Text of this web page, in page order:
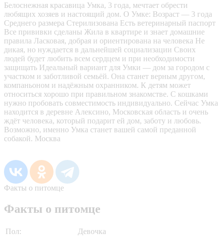
Белоснежная красавица Умка, 3 года, мечтает обрести
любящих хозяев и настоящий дом. О Умке: Возраст — 3 года
Среднего размера Стерилизована Есть ветеринарный паспорт
Все прививки сделаны Жила в квартире и знает домашние
правила Ласковая, добрая и ориентирована на человека Не
дикая, но нуждается в дальнейшей социализации Своих
людей будет любить всем сердцем и при необходимости
защищать Идеальный вариант для Умки — дом за городом с
участком и заботливой семьёй. Она станет верным другом,
компаньоном и надёжным охранником. К детям может
относиться хорошо при правильном знакомстве. С кошками
нужно пробовать совместимость индивидуально. Сейчас Умка
находится в деревне Алексино, Московская область и очень
ждёт человека, который подарит ей дом, заботу и любовь.
Возможно, именно Умка станет вашей самой преданной
собакой. Москва
Факты о питомце
Факты о питомце
Пол:
Девочка